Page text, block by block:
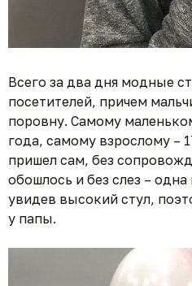
Всего за два дня модные
посетителей, причем
поровну. Самому
года, самому взрослому –
пришел сам, без
обошлось и без слез –
увидев высокий стул,
у папы.